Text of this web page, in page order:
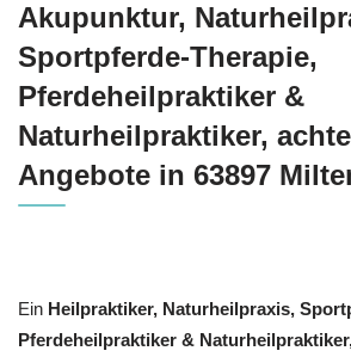
Akupunktur,
Sportpferde-Therapie,
Pferdeheilpraktiker &
Naturheilpraktiker,
Angebote in 63897
Ein Heilpraktiker, Naturheilpraxis,
Pferdeheilpraktiker &